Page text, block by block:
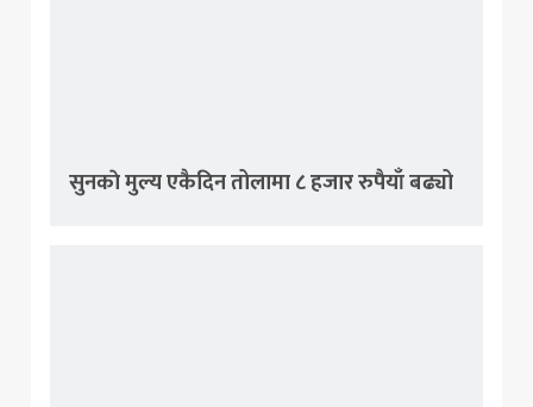
सुनकाे मुल्य एकैदिन तोलामा ८ हजार रुपैयाँ बढ्यो